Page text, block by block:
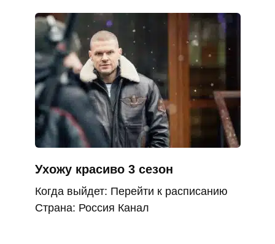
Ухожу красиво 3 сезон
Когда выйдет: Перейти к расписанию
Страна: Россия Канал